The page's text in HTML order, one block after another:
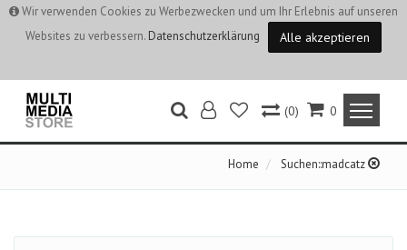
Wir verwenden Cookies zu Werbezwecken und um Ihr Erlebnis auf unseren
Websites zu verbessern. Datenschutzerklärung Alle akzeptieren
0
(0)
Home Suchen::madcatz